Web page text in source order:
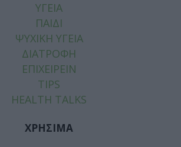
ΥΓΕΙΑ
ΠΑΙΔΙ
ΨΥΧΙΚΗ ΥΓΕΙΑ
ΔΙΑΤΡΟΦΗ
ΕΠΙΧΕΙΡΕΙΝ
TIPS
HEALTH TALKS
ΧΡΗΣΙΜΑ